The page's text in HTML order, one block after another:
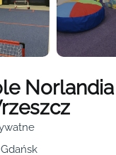
Norlandia